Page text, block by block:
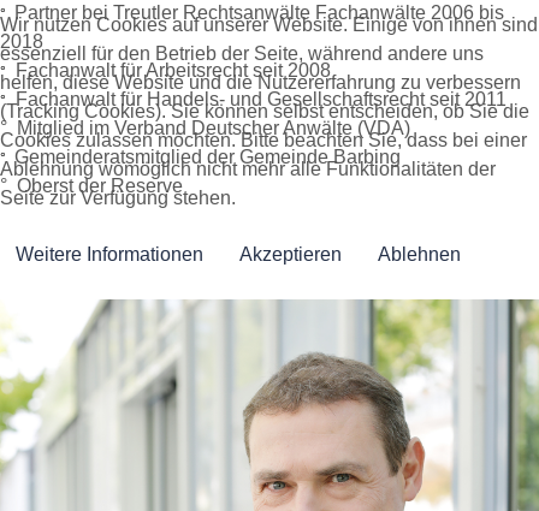
° Partner bei Treutler Rechtsanwälte Fachanwälte 2006 bis
2018
° Fachanwalt für Arbeitsrecht seit 2008
°Fachanwalt für Handels- und Gesellschaftsrecht seit 2011
° Mitglied im Verband Deutscher Anwälte (VDA)
° Gemeinderatsmitglied der Gemeinde Barbing
° Oberst der Reserve
Wir nutzen Cookies auf unserer Website. Einige von ihnen sind
essenziell für den Betrieb der Seite, während andere uns
helfen, diese Website und die Nutzererfahrung zu verbessern
(Tracking Cookies). Sie können selbst entscheiden, ob Sie die
Cookies zulassen möchten. Bitte beachten Sie, dass bei einer
Ablehnung womöglich nicht mehr alle Funktionalitäten der
Seite zur Verfügung stehen.
Weitere Informationen Akzeptieren Ablehnen